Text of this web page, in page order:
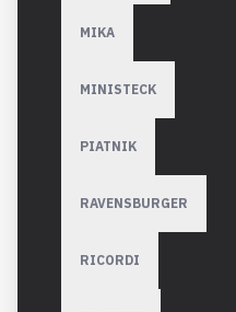
MIKA
MINISTECK
PIATNIK
RAVENSBURGER
RICORDI